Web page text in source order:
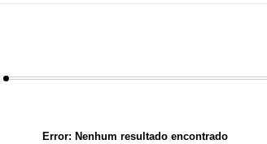
Error: Nenhum resultado encontrado